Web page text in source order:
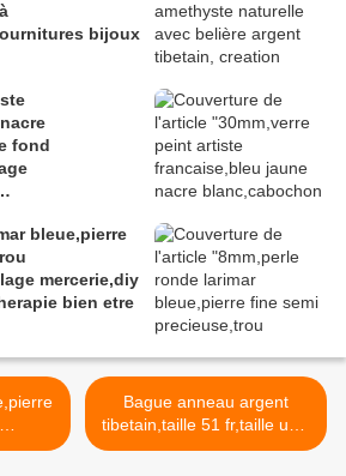
bijoux
fond
bleue,pierre
mercerie,diy
bien etre
Bague anneau argent
tibetain,taille 51 fr,taille us 5
3/4,coeur arabesques fleurs